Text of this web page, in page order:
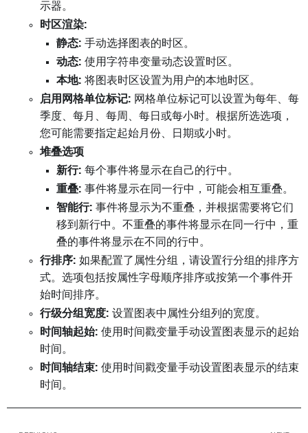
示器。
时区渲染:
静态: 手动选择图表的时区。
动态: 使用字符串变量动态设置时区。
本地: 将图表时区设置为用户的本地时区。
启用网格单位标记: 网格单位标记可以设置为每年、每
季度、每月、每周、每日或每小时。根据所选选项，
您可能需要指定起始月份、日期或小时。
堆叠选项
新行: 每个事件将显示在自己的行中。
重叠: 事件将显示在同一行中，可能会相互重叠。
智能行: 事件将显示为不重叠，并根据需要将它们
移到新行中。不重叠的事件将显示在同一行中，重
叠的事件将显示在不同的行中。
行排序: 如果配置了属性分组，请设置行分组的排序方
式。选项包括按属性字母顺序排序或按第一个事件开
始时间排序。
行级分组宽度: 设置图表中属性分组列的宽度。
时间轴起始: 使用时间戳变量手动设置图表显示的起始
时间。
时间轴结束: 使用时间戳变量手动设置图表显示的结束
时间。